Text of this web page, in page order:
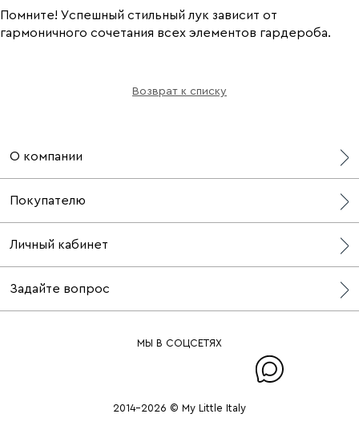
Помните! Успешный стильный лук зависит от
гармоничного сочетания всех элементов гардероба.
Возврат к списку
О компании
СМИ о нас
Блог
Контакты
Адреса шоурумов
Покупателю
Доставка
Возврат
Оплата
Оферта
Условия конфиденциальности
Личный кабинет
Мои заказы
Wishlist
Задайте вопрос
МЫ В СОЦСЕТЯХ
2014–2026 © My Little Italy